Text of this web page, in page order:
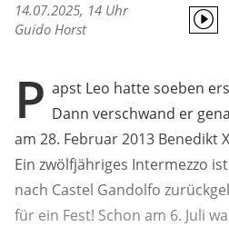
14.07.2025, 14 Uhr
Guido Horst
P apst Leo hatte soeben
Dann verschwand er
am 28. Februar 2013 Benedikt
Ein zwölfjähriges Intermezzo
nach Castel Gandolfo
für ein Fest! Schon am 6. Juli